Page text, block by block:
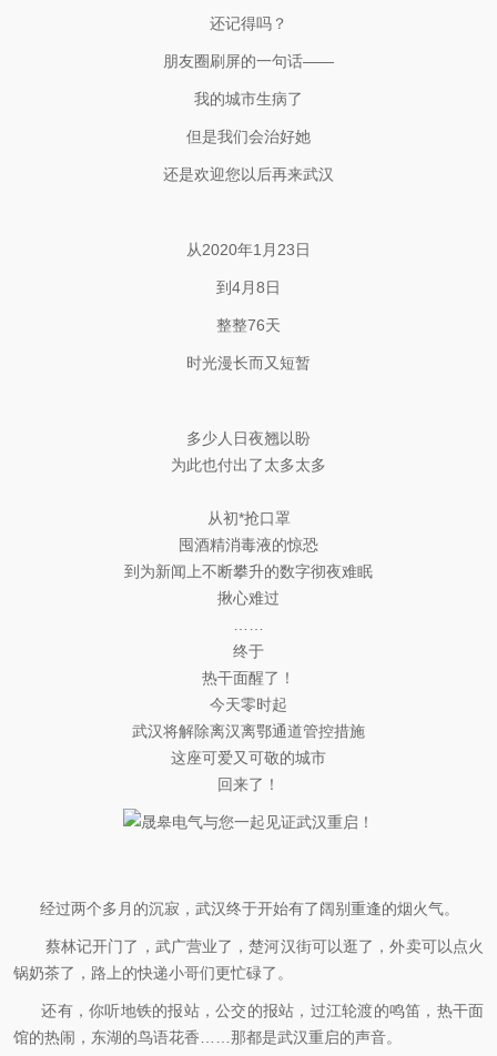
还记得吗？
朋友圈刷屏的一句话——
我的城市生病了
但是我们会治好她
还是欢迎您以后再来武汉
从2020年1月23日
到4月8日
整整76天
时光漫长而又短暂
多少人日夜翘以盼
为此也付出了太多太多
从初*抢口罩
囤酒精消毒液的惊恐
到为新闻上不断攀升的数字彻夜难眠
揪心难过
终于
热干面醒了！
今天零时起
武汉将解除离汉离鄂通道管控措施
这座可爱又可敬的城市
回来了！
经过两个多月的沉寂，武汉终于开始有了阔别重逢的烟火气。
蔡林记开门了，武广营业了，楚河汉街可以逛了，外卖可以点火
锅奶茶了，路上的快递小哥们更忙碌了。
还有，你听地铁的报站，公交的报站，过江轮渡的鸣笛，热干面
馆的热闹，东湖的鸟语花香……那都是武汉重启的声音。